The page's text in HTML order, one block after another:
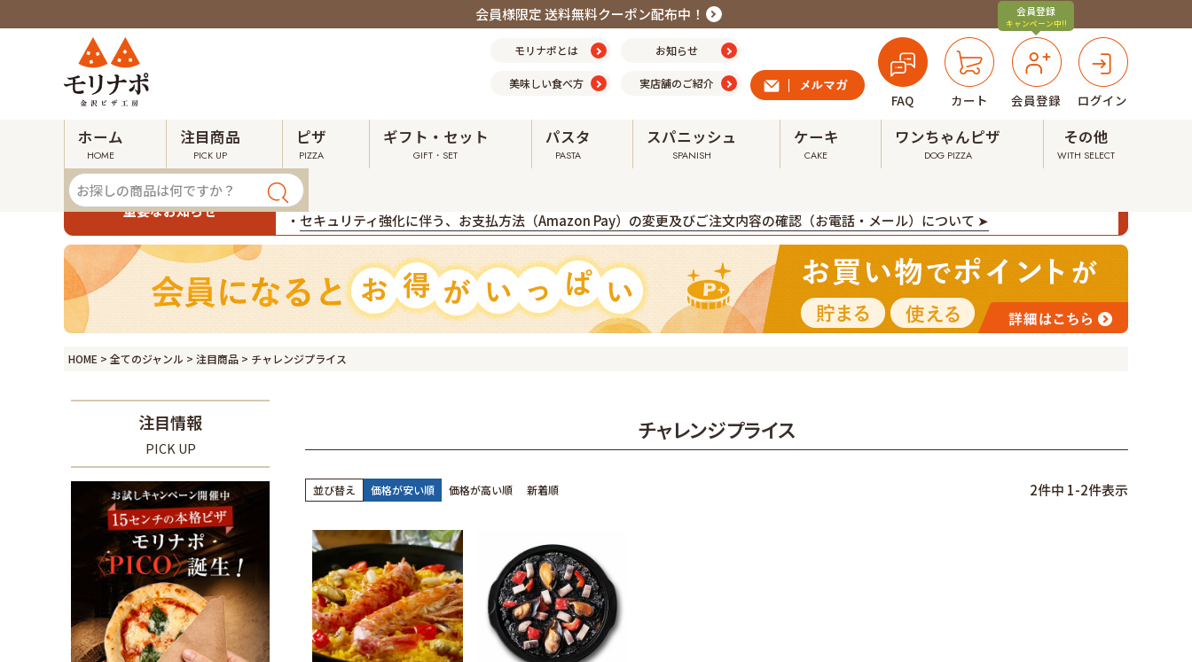
会員様限定 送料無料クーポン配布中！
モリナポとは お知らせ
美味しい食べ方 実店舗のご紹介
FAQ カート 会員登録
会員登録
キャンペーン中!!
ログイン
ホーム
HOME
注目商品
PICK UP
ピザ
PIZZA
ギフト・セット
GIFT・SET
パスタ
PASTA
スパニッシュ
SPANISH
ケーキ
CAKE
ワンちゃんピザ
DOG PIZZA
その他
WITH SELECT
重要なお知らせ
・令和８年熊本地震の影響による配送への影響について ➤
・ セキュリティ強化に伴う、お支払方法（Amazon Pay）の変更及びご注文内容の確認（お電話・メール）について ➤
HOME 全てのジャンル 注目商品 チャレンジプライス
注目情報
PICK UP
チャレンジプライス
並び替え 価格が安い順 価格が高い順 新着順 2件中 1-2件表示